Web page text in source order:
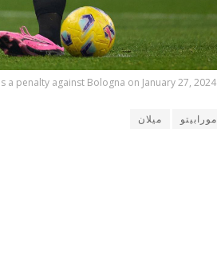
a penalty against Bologna on January 27, 2024
مورابيتو ميلان